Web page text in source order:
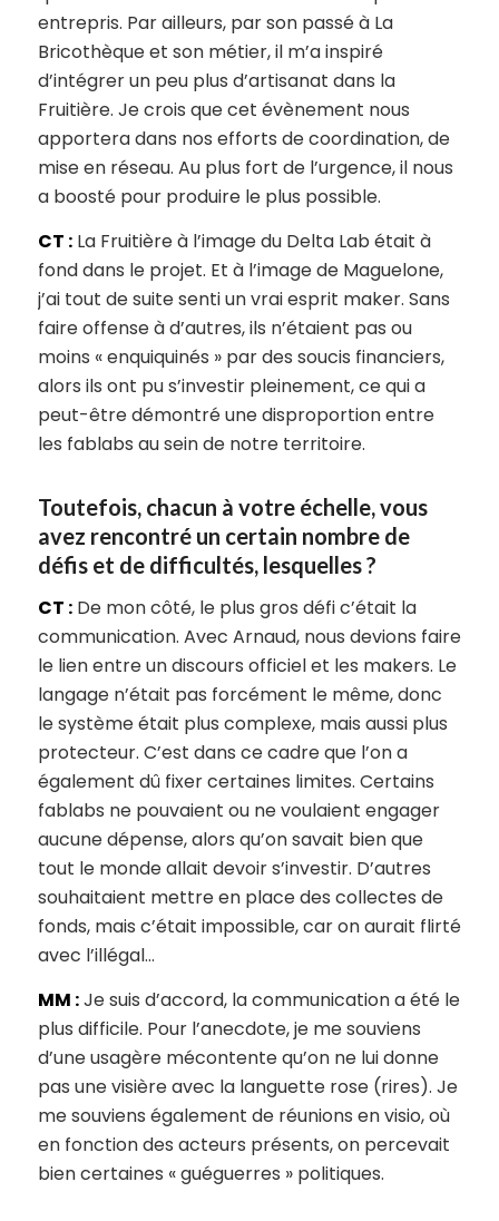
entrepris. Par ailleurs, par son passé à La
Bricothèque et son métier, il m’a inspiré
d’intégrer un peu plus d’artisanat dans la
Fruitière. Je crois que cet évènement nous
apportera dans nos efforts de coordination, de
mise en réseau. Au plus fort de l’urgence, il nous
a boosté pour produire le plus possible.
CT :La Fruitière à l’image du Delta Lab était à
fond dans le projet. Et à l’image de Maguelone,
j’ai tout de suite senti un vrai esprit maker. Sans
faire offense à d’autres, ils n’étaient pas ou
moins « enquiquinés » par des soucis financiers,
alors ils ont pu s’investir pleinement, ce qui a
peut-être démontré une disproportion entre
les fablabs au sein de notre territoire.
Toutefois, chacun à votre échelle, vous
avez rencontré un certain nombre de
défis et de difficultés, lesquelles ?
CT :De mon côté, le plus gros défi c’était la
communication. Avec Arnaud, nous devions faire
le lien entre un discours officiel et les makers. Le
langage n’était pas forcément le même, donc
le système était plus complexe, mais aussi plus
protecteur. C’est dans ce cadre que l’on a
également dû fixer certaines limites. Certains
fablabs ne pouvaient ou ne voulaient engager
aucune dépense, alors qu’on savait bien que
tout le monde allait devoir s’investir. D’autres
souhaitaient mettre en place des collectes de
fonds, mais c’était impossible, car on aurait flirté
avec l’illégal…
MM :Je suis d’accord, la communication a été le
plus difficile. Pour l’anecdote, je me souviens
d’une usagère mécontente qu’on ne lui donne
pas une visière avec la languette rose (rires). Je
me souviens également de réunions en visio, où
en fonction des acteurs présents, on percevait
bien certaines « guéguerres » politiques.